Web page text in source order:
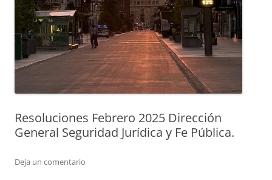
Resoluciones Febrero 2025 Dirección
General Seguridad Jurídica y Fe Pública.
Deja un comentario